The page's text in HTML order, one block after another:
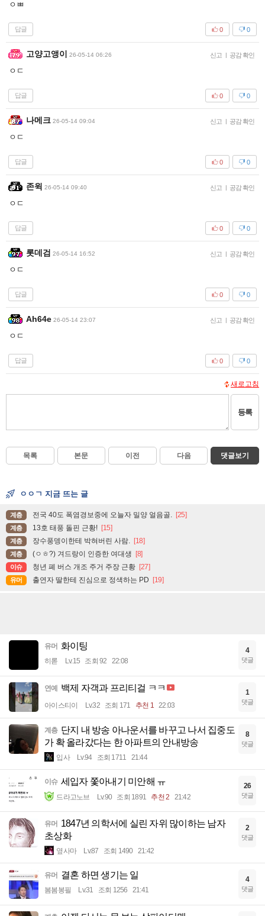
ㅇㅃ
답글 0
0
고양고앵이 26-05-14 06:26 신고 | 공감 확인
ㅇㄷ
답글 0
0
나메크 26-05-14 09:04 신고 | 공감 확인
ㅇㄷ
답글 0
0
존윅 26-05-14 09:40 신고 | 공감 확인
ㅇㄷ
답글 0
0
롯데검 26-05-14 16:52 신고 | 공감 확인
ㅇㄷ
답글 0
0
Ah64e 26-05-14 23:07 신고 | 공감 확인
ㅇㄷ
답글 0
0
새로고침
등록
목록 본문 이전 다음 댓글보기
ㅇㅇㄱ 지금 뜨는 글
계층 전국 40도 폭염경보중에 오늘자 밀양 얼음골. [25]
계층 13호 태풍 돌핀 근황! [15]
계층 장수풍뎅이한테 박혀버린 사람. [18]
계층 (ㅇㅎ?) 겨드랑이 인증한 여대생 [8]
이슈 청년 폐 버스 개조 주거 주장 근황 [27]
유머 출연자 딸한테 진심으로 정색하는 PD [19]
유머 화이팅
히롣 Lv.15 조회 92 22:08
4
댓글
연예 백제 자객과 프리티걸 ㅋㅋ
아이스티이 Lv.32 조회 171 추천 1 22:03
1
댓글
계층 단지 내 방송 아나운서를 바꾸고 나서 집중도
가 확 올라갔다는 한 아파트의 안내방송
입사 Lv.94 조회 1711 21:44
8
댓글
이슈 세입자 쫓아내기 미안해 ㅠ
드라고노브 Lv.90 조회 1891 추천 2 21:42
26
댓글
유머 1847년 의학서에 실린 자위 많이하는 남자
초상화
옆사마 Lv.87 조회 1490 21:42
2
댓글
유머 결혼 하면 생기는 일
봄봄봉필 Lv.31 조회 1256 21:41
4
댓글